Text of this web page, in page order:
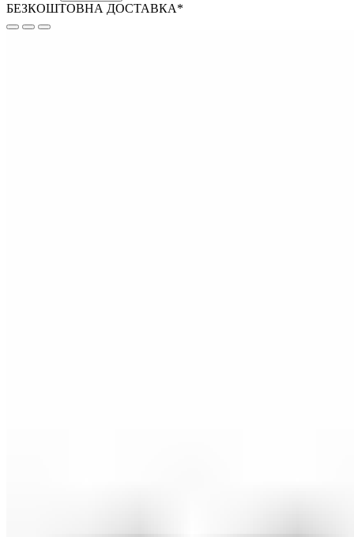
БЕЗКОШТОВНА ДОСТАВКА*